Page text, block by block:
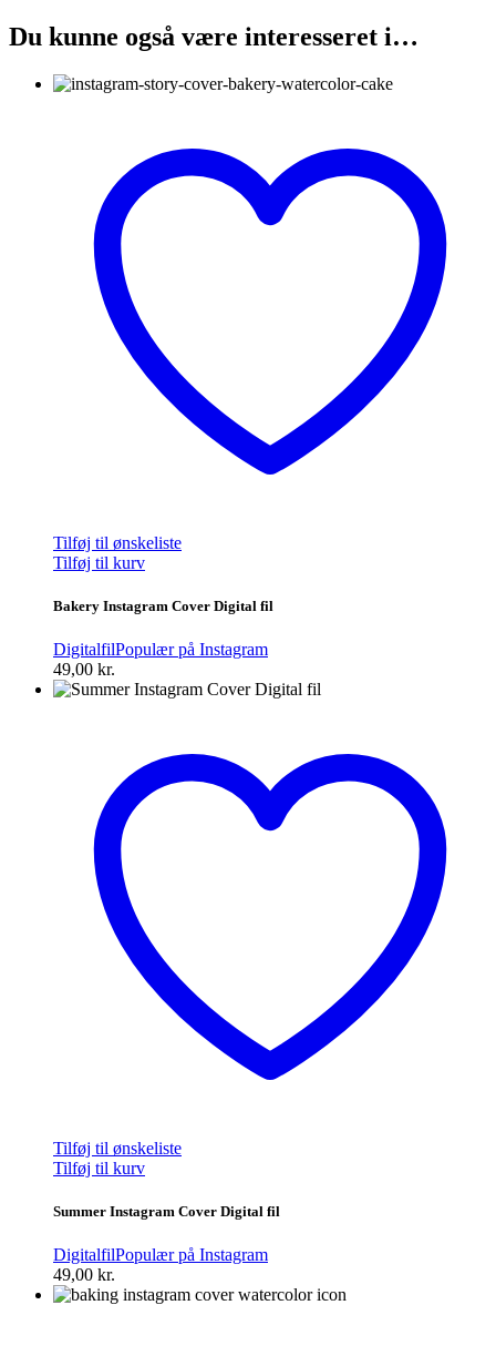
Du kunne også være interesseret i…
Tilføj til ønskeliste
Tilføj til kurv
Bakery Instagram Cover Digital fil
DigitalfilPopulær på Instagram
49,00 kr.
Tilføj til ønskeliste
Tilføj til kurv
Summer Instagram Cover Digital fil
DigitalfilPopulær på Instagram
49,00 kr.